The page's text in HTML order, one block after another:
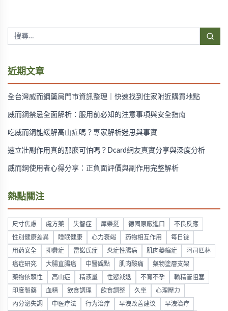
近期文章
全台灣威而鋼藥局門市資訊整理｜快速找到住家附近購買地點
威而鋼禁忌全面解析：服用前必知的注意事項與安全指南
吃威而鋼能緩解高山症嗎？專家解析迷思與事實
速立壯副作用真的那麼可怕嗎？Dcard網友真實分享與深度分析
威而鋼使用者心得分享：正負面評價與副作用完整解析
熱點關注
尺寸焦慮 處方藥 失智症 犀樂挺 德國原廠進口 不良反應
性別健康差異 睡眠健康 心力衰竭 药物相互作用 每日锭
用药安全 抑鬱症 雷諾氏症 炎症性腸病 肌肉萎縮症 阿司匹林
癌症研究 大腸直腸癌 中醫觀點 肌肉酸痛 藥物塗層支架
藥物依賴性 高山症 精液量 性慾減退 不育不孕 輸精管阻塞
印度製藥 血精 飲食調理 飲食調整 久坐 心理壓力
內分泌失調 中医疗法 行为治疗 早洩改善建议 早洩治疗